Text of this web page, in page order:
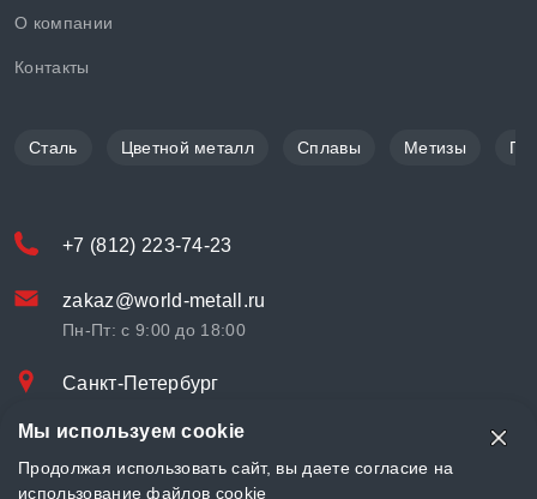
О компании
Контакты
Сталь Цветной металл Сплавы Метизы
+7 (812) 223-74-23
zakaz@world-metall.ru
Пн-Пт: с 9:00 до 18:00
Санкт-Петербург
© «World Metall» 2025, Разработка и комплексное продвижение
"LCAgency"
Мы используем cookie
Продолжая использовать сайт, вы даете согласие на
использование файлов cookie